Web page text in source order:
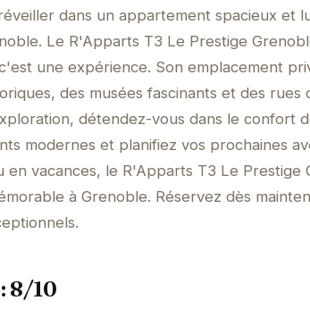
dans un appartement spacieux et
Le R'Apparts T3 Le Prestige
une expérience. Son emplacement
des musées fascinants et des rues
détendez-vous dans le confort
modernes et planifiez vos prochaines
en vacances, le R'Apparts T3 Le Prestige
à Grenoble. Réservez dès
8/10